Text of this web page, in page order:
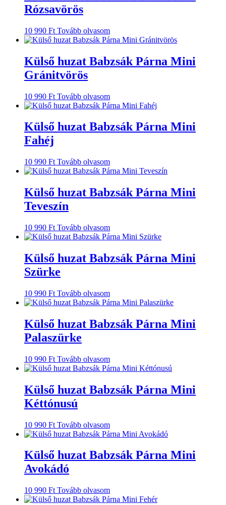
Rózsavörös
10 990 Ft Tovább olvasom
Külső huzat Babzsák Párna Mini
Gránitvörös
10 990 Ft Tovább olvasom
Külső huzat Babzsák Párna Mini
Fahéj
10 990 Ft Tovább olvasom
Külső huzat Babzsák Párna Mini
Teveszín
10 990 Ft Tovább olvasom
Külső huzat Babzsák Párna Mini
Szürke
10 990 Ft Tovább olvasom
Külső huzat Babzsák Párna Mini
Palaszürke
10 990 Ft Tovább olvasom
Külső huzat Babzsák Párna Mini
Kéttónusú
10 990 Ft Tovább olvasom
Külső huzat Babzsák Párna Mini
Avokádó
10 990 Ft Tovább olvasom